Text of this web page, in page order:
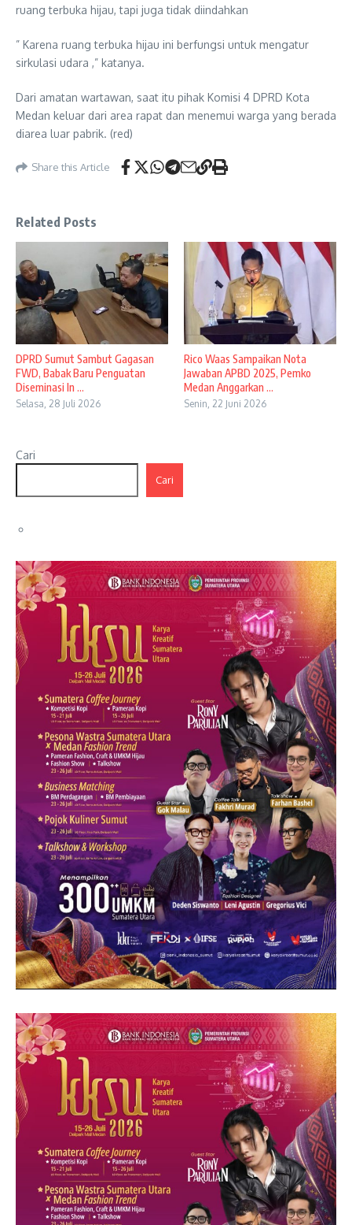
ruang terbuka hijau, tapi juga tidak diindahkan
” Karena ruang terbuka hijau ini berfungsi untuk mengatur
sirkulasi udara ,” katanya.
Dari amatan wartawan, saat itu pihak Komisi 4 DPRD Kota
Medan keluar dari area rapat dan menemui warga yang berada
diarea luar pabrik. (red)
Share this Article
Related Posts
DPRD Sumut Sambut Gagasan
FWD, Babak Baru Penguatan
Diseminasi In ...
Selasa, 28 Juli 2026
Rico Waas Sampaikan Nota
Jawaban APBD 2025, Pemko
Medan Anggarkan ...
Senin, 22 Juni 2026
Cari
Cari